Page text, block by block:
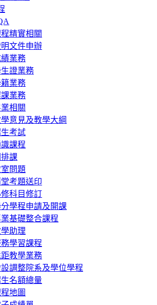
精實相關
文件申辦
業務
證業務
業務
業務
相關
意見及教學大綱
考試
課程
排課
問題
堂考題送印
科目修訂
學程申請及開課
基礎整合課程
助理
學習課程
教學業務
調整院系及學位學程
名額總量
地圖